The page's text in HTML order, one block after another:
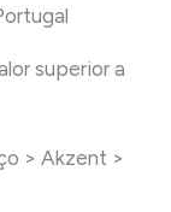
superior a
> Akzent >